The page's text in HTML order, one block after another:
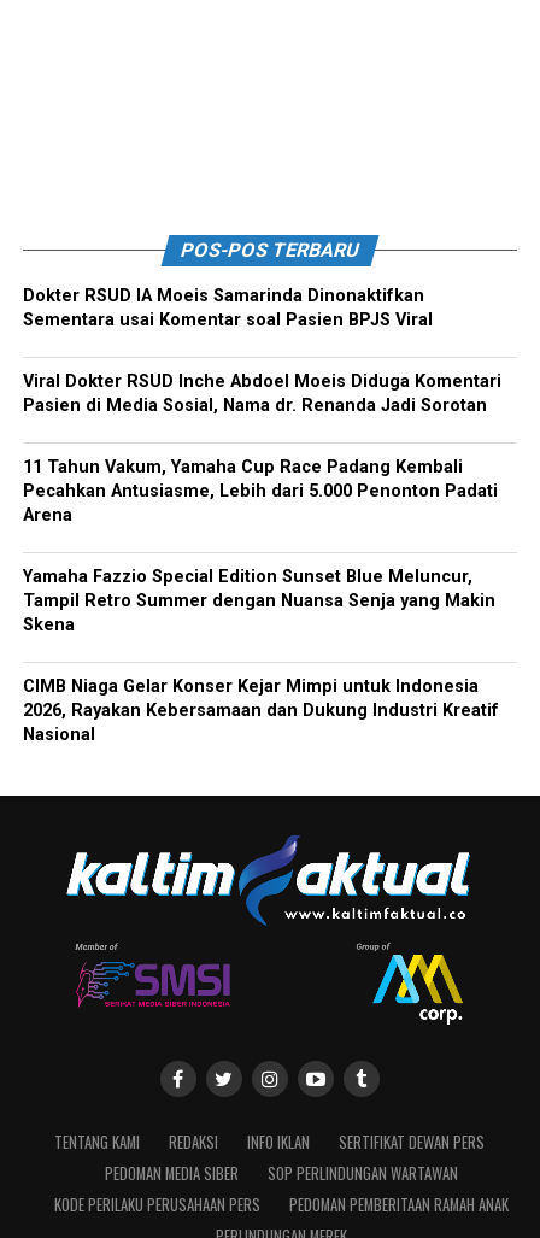
POS-POS TERBARU
Dokter RSUD IA Moeis Samarinda Dinonaktifkan
Sementara usai Komentar soal Pasien BPJS Viral
Viral Dokter RSUD Inche Abdoel Moeis Diduga Komentari
Pasien di Media Sosial, Nama dr. Renanda Jadi Sorotan
11 Tahun Vakum, Yamaha Cup Race Padang Kembali
Pecahkan Antusiasme, Lebih dari 5.000 Penonton Padati
Arena
Yamaha Fazzio Special Edition Sunset Blue Meluncur,
Tampil Retro Summer dengan Nuansa Senja yang Makin
Skena
CIMB Niaga Gelar Konser Kejar Mimpi untuk Indonesia
2026, Rayakan Kebersamaan dan Dukung Industri Kreatif
Nasional
TENTANG KAMI REDAKSI INFO IKLAN
SERTIFIKAT DEWAN PERS
PEDOMAN MEDIA SIBER
SOP PERLINDUNGAN WARTAWAN
KODE PERILAKU PERUSAHAAN PERS
PEDOMAN PEMBERITAAN RAMAH ANAK